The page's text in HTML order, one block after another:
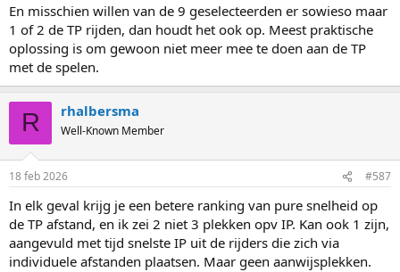
En misschien willen van de 9 geselecteerden er sowieso maar
1 of 2 de TP rijden, dan houdt het ook op. Meest praktische
oplossing is om gewoon niet meer mee te doen aan de TP
met de spelen.
R rhalbersma
Well-Known Member
18 feb 2026 #587
In elk geval krijg je een betere ranking van pure snelheid op
de TP afstand, en ik zei 2 niet 3 plekken opv IP. Kan ook 1 zijn,
aangevuld met tijd snelste IP uit de rijders die zich via
individuele afstanden plaatsen. Maar geen aanwijsplekken.